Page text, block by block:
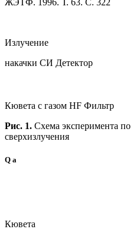
ЖЭТФ. 1996. Т. 63. С. 322
Излучение
накачки СИ Детектор
Кювета с газом HF Фильтр
Рис. 1. Схема эксперимента
сверхизлучения
Q а
Кювета